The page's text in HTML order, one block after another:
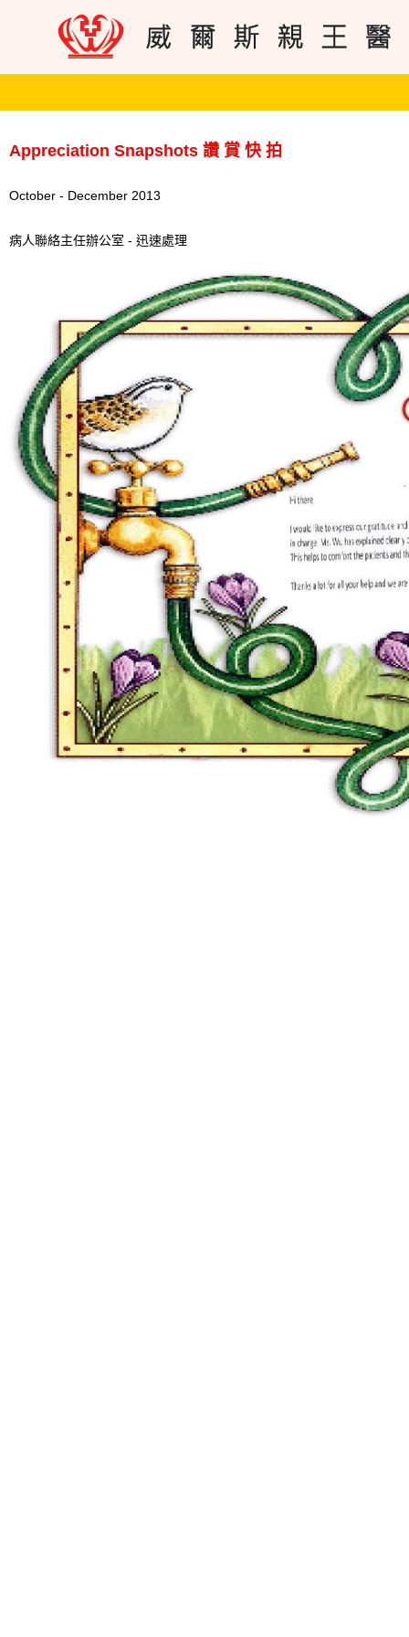
Appreciation Snapshots 讚 賞 快 拍
October - December 2013
病人聯絡主任辦公室 - 迅速處理